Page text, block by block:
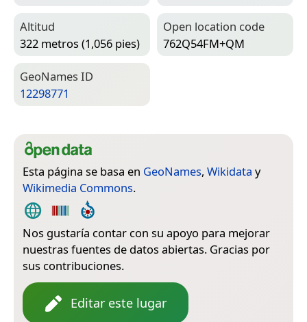
Altitud
322 metros (1,056 pies)
Open location code
762Q54FM+QM
Geo­Names ID
12298771
Esta página se basa en GeoNames, Wikidata y
Wikimedia Commons.
Nos gustaría contar con su apoyo para mejorar
nuestras fuentes de datos abiertas. Gracias por
sus contribuciones.
Editar este lugar